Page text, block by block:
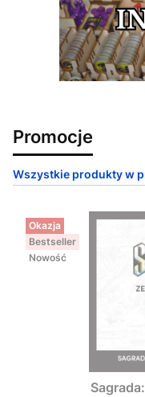
Promocje
Wszystkie produkty w
Okazja
Bestseller
Nowość